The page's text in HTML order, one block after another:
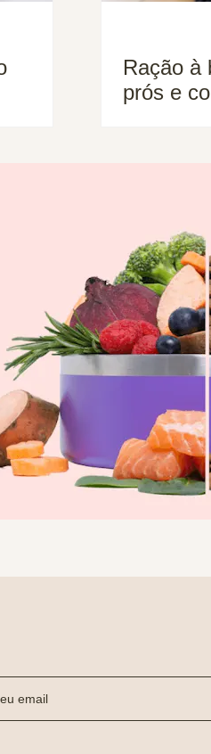
Ração à
prós e